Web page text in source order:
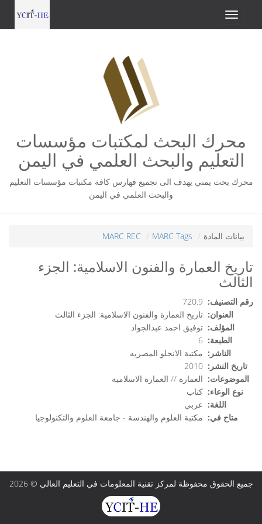
محرك البحث لمكتبات مؤسسات
التعليم والبحث العلمي في اليمن
محرك بحث يمني يهدف الى تجميع فهارس كافة مكتبات مؤسسات التعليم
والبحث العلمي في اليمن
بيانات المادة MARC Tags
MARC REC
تاريخ العمارة والفنون الاسلامية: الجزء
الثالث
رقم التصنيف: 720.9
العنوان: تاريخ العمارة والفنون الاسلامية: الجزء الثالث
المؤلف: توفيق احمد عبدالجواد
الطبعة: 6
الناشر: مكتبة الانجلو المصريه
تاريخ النشر: 2010
الموضوعات: العمارة // العمارة الاسلامية
نوع الوعاء: كتاب
اللغة: عربي
متاح في: مكتبة العلوم والهندسة - جامعة العلوم والتكنولوجيا
جميع الحقوق محفوظة لمركز تقنية المعلومات في التعليم العالي © 2026